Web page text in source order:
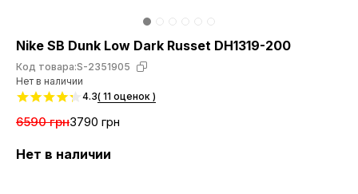
Nike SB Dunk Low Dark Russet DH1319-200
Код товара:S-2351905
Нет в наличии
4.3( 11 оценок )
6590 грн3790 грн
Нет в наличии